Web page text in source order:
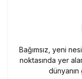
Bağımsız, yeni
noktasında yer